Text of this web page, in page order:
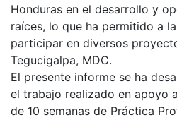
Honduras en el desarrollo y
raíces, lo que ha permitido a
participar en diversos
Tegucigalpa, MDC.
El presente informe se ha
el trabajo realizado en apoyo
de 10 semanas de Práctica